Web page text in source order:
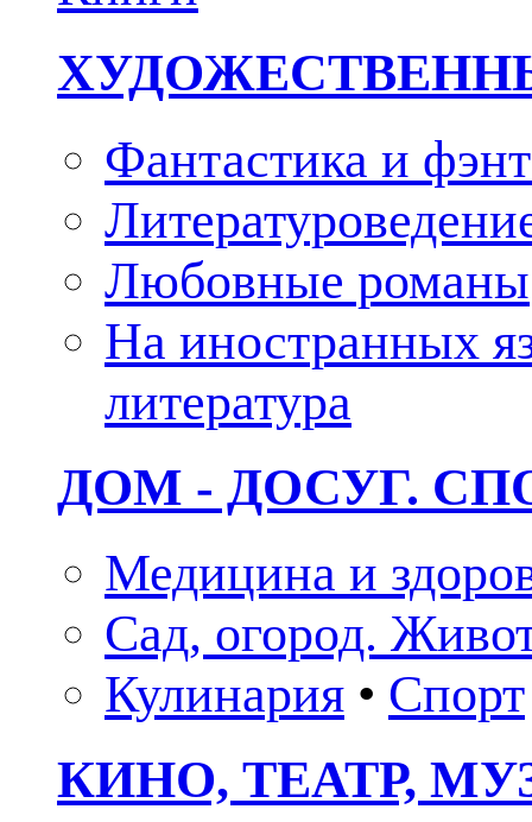
Фантастика и
Любовные романы
На иностранных
литература
ДОМ - ДОСУГ.
Медицина и
Сад, огород.
Кулинария • Спорт
КИНО, ТЕАТР,